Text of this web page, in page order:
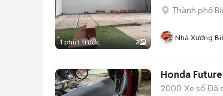
1 phút trước 3
Thành phố
Nhà Xưởng
Honda
2000 Xe số Đã